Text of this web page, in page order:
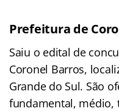
Prefeitura de
Saiu o edital de
Coronel Barros,
Grande do Sul. São
fundamental, médio,